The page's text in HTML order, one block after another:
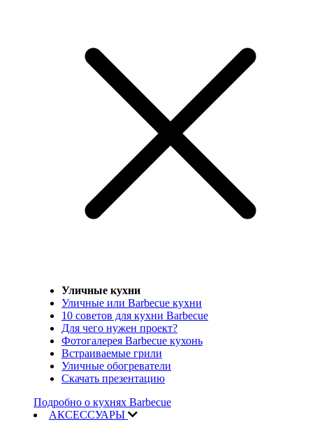
Уличные кухни
Уличные или Barbecue кухни
10 советов для кухни Barbecue
Для чего нужен проект?
Фотогалерея Barbecue кухонь
Встраиваемые грили
Уличные обогреватели
Скачать презентацию
Подробно о кухнях Barbecue
АКСЕССУАРЫ